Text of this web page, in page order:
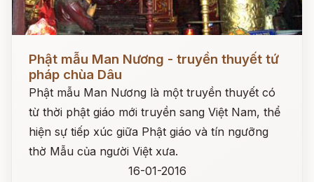
Phật mẫu Man Nương - truyền thuyết tứ
pháp chùa Dâu
Phật mẫu Man Nương là một truyền thuyết có
từ thời phật giáo mới truyền sang Việt Nam, thể
hiện sự tiếp xúc giữa Phật giáo và tín ngưỡng
thờ Mẫu của người Việt xưa.
16-01-2016